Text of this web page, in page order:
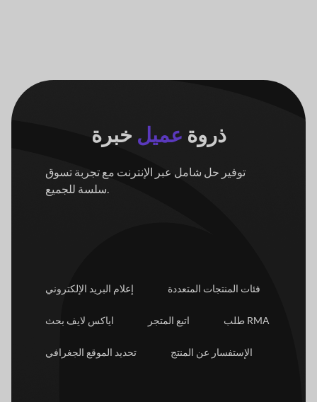
ذروة عميل خبرة
توفير حل شامل عبر الإنترنت مع تجربة تسوق
سلسة للجميع.
إعلام البريد الإلكتروني فئات المنتجات المتعددة
اياكس لايف بحث اتبع المتجر طلب RMA
تحديد الموقع الجغرافي الإستفسار عن المنتج